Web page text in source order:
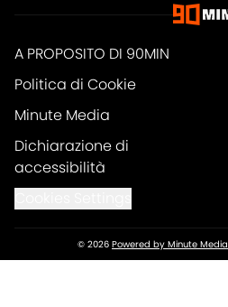
A PROPOSITO DI 90MIN
Politica di Cookie
Minute Media
Dichiarazione di
accessibilità
© 2026 Powered by Minute Media